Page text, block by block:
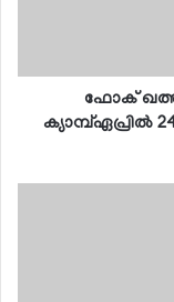
ഫോക്
ക്യാമ്പ്ഏപ്രില്‍